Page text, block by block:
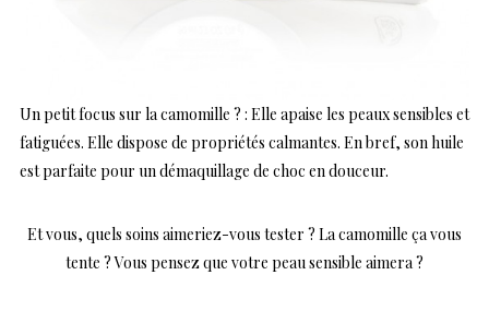
Un petit focus sur la camomille ? : Elle apaise les peaux sensibles et
fatiguées. Elle dispose de propriétés calmantes. En bref, son huile
est parfaite pour un démaquillage de choc en douceur.
Et vous, quels soins aimeriez-vous tester ? La camomille ça vous
tente ? Vous pensez que votre peau sensible aimera ?